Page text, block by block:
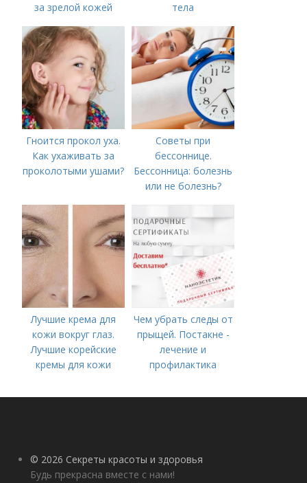
за зрелой кожей
тела
Гноится прокол уха.
Как ухаживать за
проколотыми ушами?
Советы при
бессоннице.
Бессонница: болезнь
или не болезнь?
Лучшие крема для
кожи вокруг глаз.
Лучшие корейские
кремы для кожи
году
Чем убрать следы от
прыщей. Постакне -
лечение и
профилактика
© 2026 Секреты красоты и здоровья
Будь прекрасна вместе с нами!